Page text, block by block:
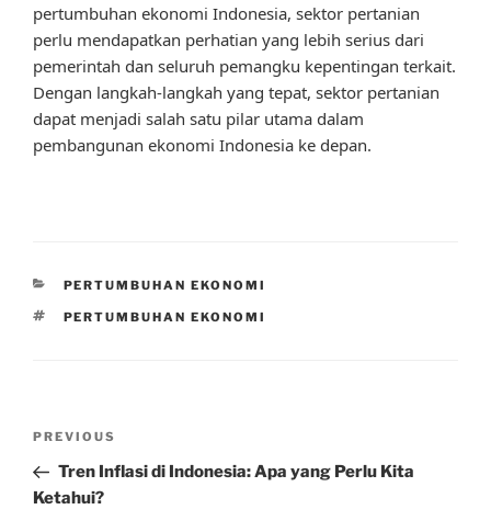
pertumbuhan ekonomi Indonesia, sektor pertanian
perlu mendapatkan perhatian yang lebih serius dari
pemerintah dan seluruh pemangku kepentingan terkait.
Dengan langkah-langkah yang tepat, sektor pertanian
dapat menjadi salah satu pilar utama dalam
pembangunan ekonomi Indonesia ke depan.
CATEGORIES
PERTUMBUHAN EKONOMI
TAGS
PERTUMBUHAN EKONOMI
Previous
Post
PREVIOUS
Tren Inflasi di Indonesia: Apa yang Perlu Kita
Ketahui?